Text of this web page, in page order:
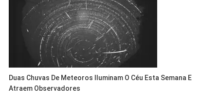
Duas Chuvas De Meteoros Iluminam O Céu Esta Semana E
Atraem Observadores